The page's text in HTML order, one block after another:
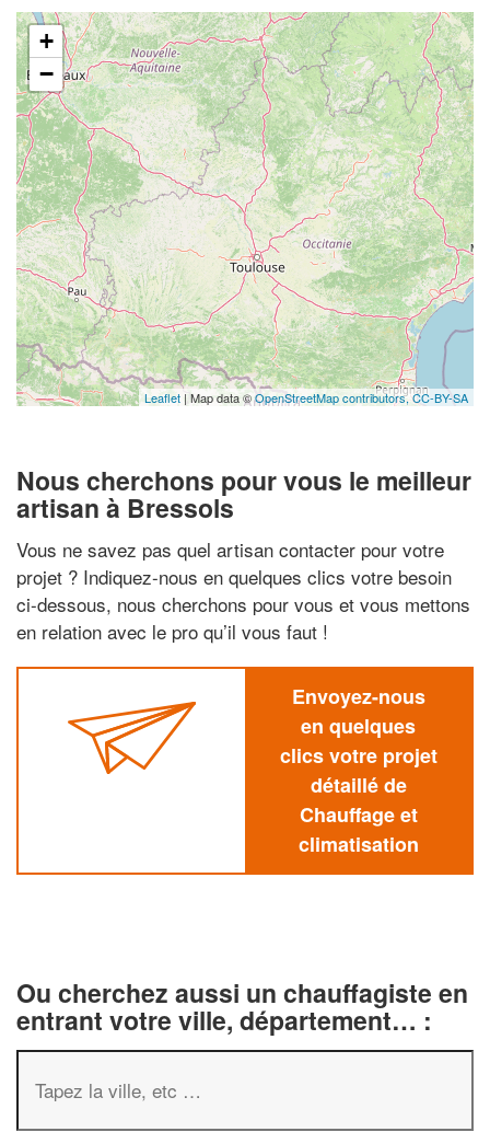
+
−
Leaflet | Map data ©OpenStreetMap contributors,CC-BY-SA
Nous cherchons pour vous le meilleur
artisan à Bressols
Vous ne savez pas quel artisan contacter pour votre
projet ? Indiquez-nous en quelques clics votre besoin
ci-dessous, nous cherchons pour vous et vous mettons
en relation avec le pro qu’il vous faut !
Envoyez-nous
en quelques
clics votre projet
détaillé de
Chauffage et
climatisation
Ou cherchez aussi un chauffagiste en
entrant votre ville, département… :